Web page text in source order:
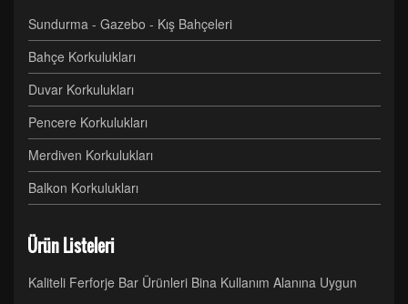
Sundurma - Gazebo - Kış Bahçeleri
Bahçe Korkulukları
Duvar Korkulukları
Pencere Korkulukları
Merdiven Korkulukları
Balkon Korkulukları
Ürün Listeleri
Kaliteli Ferforje Bar Ürünleri Bina Kullanım Alanına Uygun